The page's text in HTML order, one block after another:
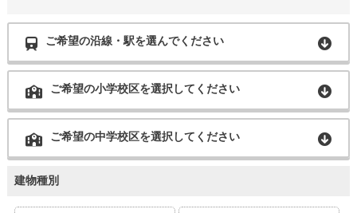
ご希望の沿線・駅を選んでください
ご希望の小学校区を選択してください
ご希望の中学校区を選択してください
建物種別